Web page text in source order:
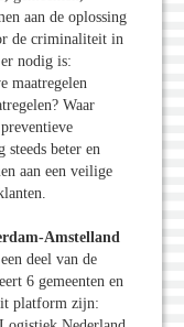
aan de oplossing
de criminaliteit in
nodig is:
maatregelen
Waar
steeds beter en
aan een veilige
Amstelland
deel van de
6 gemeenten en
platform zijn: